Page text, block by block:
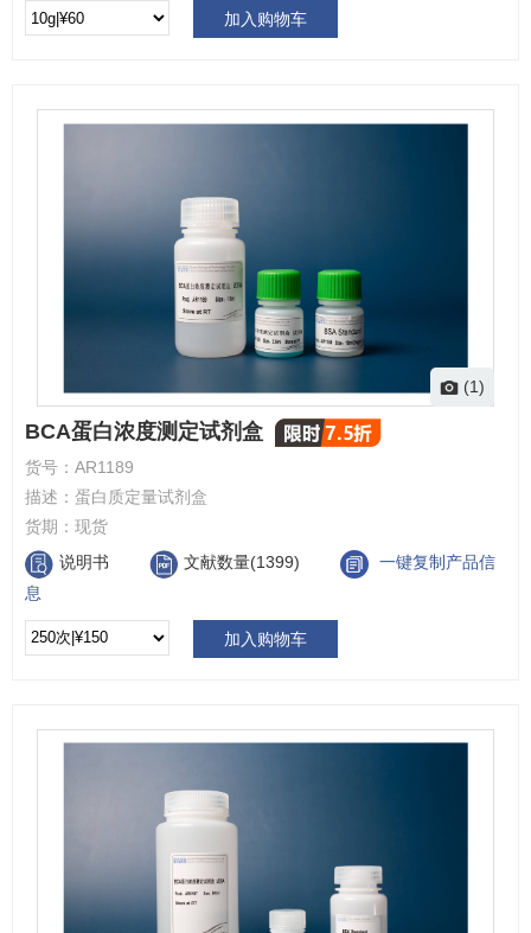
加入购物车
(1)
BCA蛋白浓度测定试剂盒
货号： AR1189
描述： 蛋白质定量试剂盒
货期： 现货
说明书
文献数量(1399)
一键复制产品信
息
加入购物车